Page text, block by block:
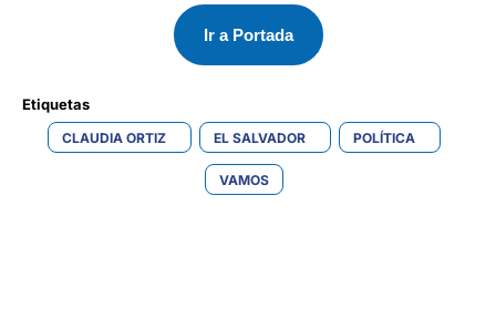
Ir a Portada
Etiquetas
CLAUDIA ORTIZ EL SALVADOR POLÍTICA
VAMOS